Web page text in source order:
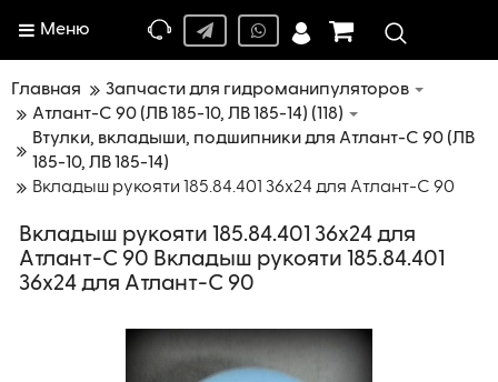
Меню
Главная
Запчасти для гидроманипуляторов
Атлант-C 90 (ЛВ 185-10, ЛВ 185-14) (118)
Втулки, вкладыши, подшипники для Атлант-С 90 (ЛВ
185-10, ЛВ 185-14)
Вкладыш рукояти 185.84.401 36x24 для Атлант-С 90
Вкладыш рукояти 185.84.401 36x24 для
Атлант-С 90 Вкладыш рукояти 185.84.401
36x24 для Атлант-С 90